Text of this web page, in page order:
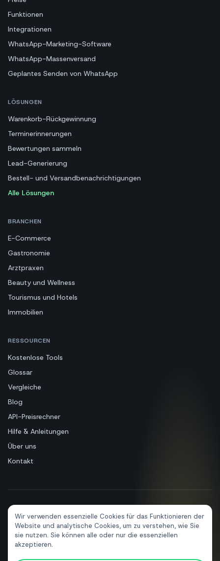
Wir verwenden essenzielle Cookies für das Funktionieren der
Website und analytische Cookies, um zu verstehen, wie Sie
sie nutzen. Sie können alle oder nur die essenziellen
akzeptieren.
Funktionen
Integrationen
WhatsApp-Marketing-Software
WhatsApp-Massenversand
Geplantes Senden von WhatsApp
LÖSUNGEN
Warenkorb-Rückgewinnung
Terminerinnerungen
Bewertungen sammeln
Lead-Generierung
Bestell- und Versandbenachrichtigungen
Alle Lösungen
BRANCHEN
E-Commerce
Gastronomie
Arztpraxen
Beauty und Wellness
Tourismus und Hotels
Immobilien
RESSOURCEN
Kostenlose Tools
Glossar
Vergleiche
Blog
API-Preisrechner
Hilfe & Anleitungen
Über uns
Kontakt
IT EN ES FR PT
© 2026 SendApp. Alle Rechte vorbehalten. WhatsApp ist eine Marke